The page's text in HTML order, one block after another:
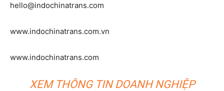
hello@indochinatrans.com
www.indochinatrans.com.vn
www.indochinatrans.com
XEM THÔNG TIN DOANH NGHIỆP